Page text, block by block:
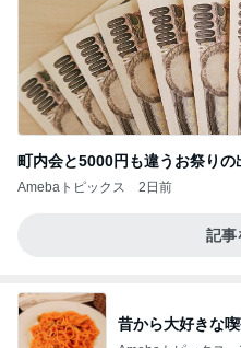
町内会と5000円も違うお祭りの
Amebaトピックス 2日前
記事
昔から大好きな